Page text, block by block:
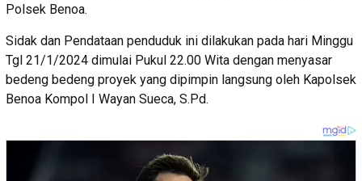
Polsek Benoa.
Sidak dan Pendataan penduduk ini dilakukan pada hari Minggu
Tgl 21/1/2024 dimulai Pukul 22.00 Wita dengan menyasar
bedeng bedeng proyek yang dipimpin langsung oleh Kapolsek
Benoa Kompol I Wayan Sueca, S.Pd.